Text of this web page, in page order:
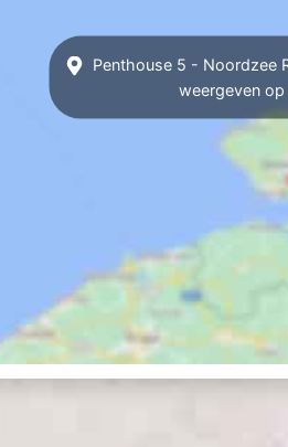
Penthouse 5 - Noordzee
weergeven